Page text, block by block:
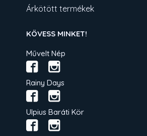
Árkötött termékek
KÖVESS MINKET!
Művelt Nép
Rainy Days
Ulpius Baráti Kör